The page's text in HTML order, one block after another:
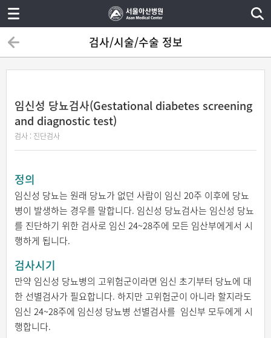
검사/시술/수술 정보
임신성 당뇨검사(Gestational diabetes screening
and diagnostic test)
검사 : 진단검사
정의
임신성 당뇨는 원래 당뇨가 없던 사람이 임신 20주 이후에 당뇨
병이 발생하는 경우를 말합니다. 임신성 당뇨검사는 임신성 당뇨
를 진단하기 위한 검사로 임신 24~28주에 모든 임산부에게서 시
행하게 됩니다.
검사시기
만약 임신성 당뇨병의 고위험군이라면 임신 초기부터 당뇨에 대
한 선별검사가 필요합니다. 하지만 고위험군이 아니라 할지라도
임신 24~28주에 임신성 당뇨병 선별검사를 임신부 모두에게 시
행합니다.